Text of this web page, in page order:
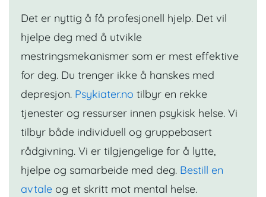
Det er nyttig å få profesjonell hjelp. Det vil
hjelpe deg med å utvikle
mestringsmekanismer som er mest effektive
for deg. Du trenger ikke å hanskes med
depresjon. Psykiater.no tilbyr en rekke
tjenester og ressurser innen psykisk helse. Vi
tilbyr både individuell og gruppebasert
rådgivning. Vi er tilgjengelige for å lytte,
hjelpe og samarbeide med deg. Bestill en
avtale og et skritt mot mental helse.